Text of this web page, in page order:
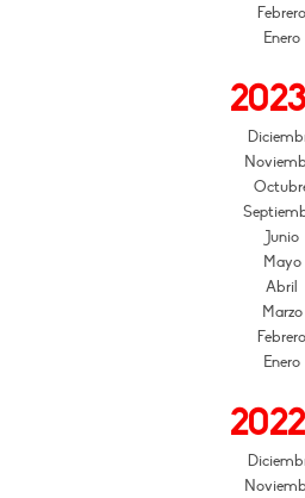
Febrero
Enero
2023
Junio
Mayo
Abril
Marzo
Febrero
Enero
2022